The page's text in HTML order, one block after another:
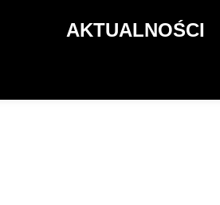
AKTUALNOŚCI